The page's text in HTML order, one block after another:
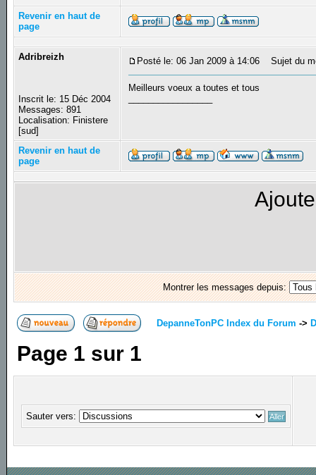
Revenir en haut de
page
Adribreizh
Inscrit le: 15 Déc 2004
Messages: 891
Localisation: Finistere
[sud]
Posté le: 06 Jan 2009 à 14:06 Sujet du
Meilleurs voeux a toutes et tous
Revenir en haut de
page
Montrer les messages depuis:
DepanneTonPC Index du Forum ->
Page 1 sur 1
Sauter vers: